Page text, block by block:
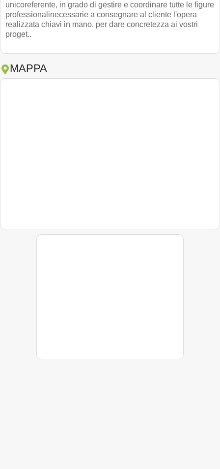
unicoreferente, in grado di gestire e coordinare tutte le figure
professionalinecessarie a consegnare al cliente l'opera
realizzata chiavi in mano. per dare concretezza ai vostri
proget..
MAPPA